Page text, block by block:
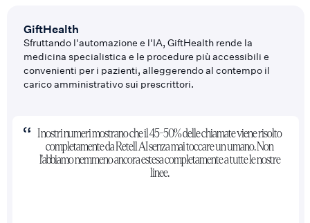
GiftHealth
Sfruttando l'automazione e l'IA, GiftHealth rende la
medicina specialistica e le procedure più accessibili e
convenienti per i pazienti, alleggerendo al contempo il
carico amministrativo sui prescrittori.
I nostri numeri mostrano che il 45-50% delle chiamate viene risolto
completamente da Retell AI senza mai toccare un umano. Non
l'abbiamo nemmeno ancora estesa completamente a tutte le nostre
linee.